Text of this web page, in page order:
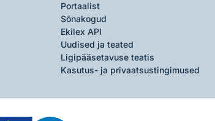
Portaalist
Sõnakogud
Ekilex API
Uudised ja teated
Ligipääsetavuse teatis
Kasutus- ja privaatsustingimused